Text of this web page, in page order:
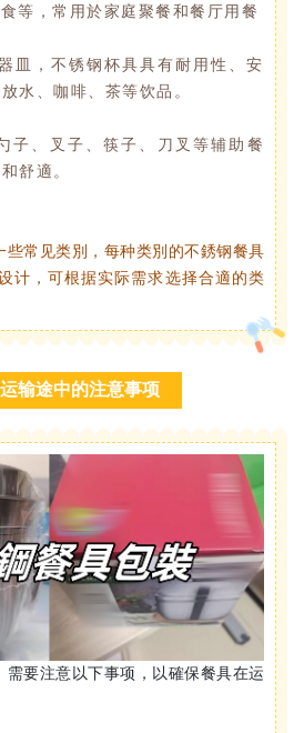
等，常用於家庭聚餐和餐厅用餐
，不锈钢杯具具有耐用性、安
水、咖啡、茶等饮品。
、叉子、筷子、刀叉等辅助餐
舒適。
些常见类別，每种类別的不銹钢餐具
计，可根据实际需求选择合適的类
输途中的注意事项
需要注意以下事项，以確保餐具在运